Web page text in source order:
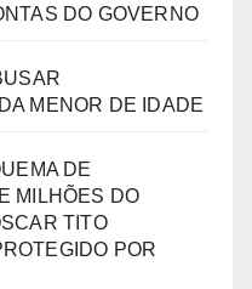
DO GOVERNO
MENOR DE IDADE
DE
MILHÕES DO
TITO
POR